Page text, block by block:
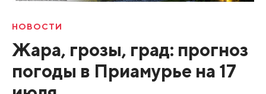
НОВОСТИ
Жара, грозы, град: прогноз
погоды в Приамурье на 17